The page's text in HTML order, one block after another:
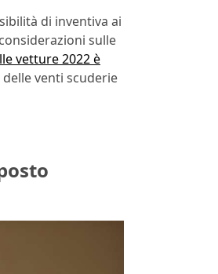
di inventiva ai
sulle
vetture 2022 è
venti scuderie